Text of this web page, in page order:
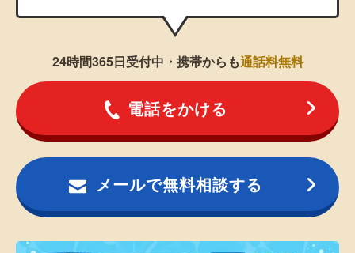
24時間365日受付中・携帯からも通話料無料
電話をかける
メールで無料相談する